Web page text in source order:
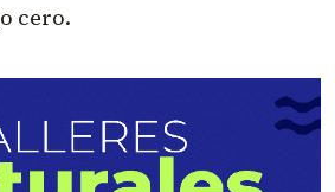
cero.